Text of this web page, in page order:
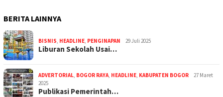
BERITA LAINNYA
BISNIS, HEADLINE, PENGINAPAN 29 Juli 2025
Liburan Sekolah Usai…
ADVERTORIAL, BOGOR RAYA, HEADLINE, KABUPATEN BOGOR
27 Maret
2025
Publikasi Pemerintah…